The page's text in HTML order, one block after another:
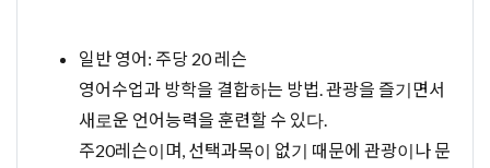
일반 영어: 주당 20 레슨
영어수업과 방학을 결합하는 방법. 관광을 즐기면서
새로운 언어능력을 훈련할 수 있다.
주20레슨이며, 선택과목이 없기 때문에 관광이나 문